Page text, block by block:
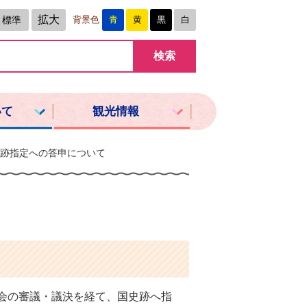
標準 拡大 背景色 青 黄 黒 白
観光情報
指定への答申について
の審議・議決を経て、国史跡へ指